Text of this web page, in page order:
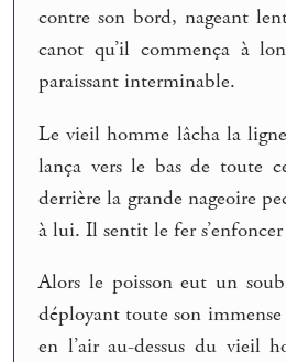
contre son bord, nageant
canot qu’il commença à
paraissant interminable.
Le vieil homme lâcha la
lança vers le bas de toute
derrière la grande nageoire
à lui. Il sentit le fer
Alors le poisson eut un
déployant toute son immense
en l’air au-dessus du vieil